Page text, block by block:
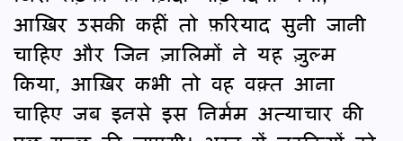
आख़िर उसकी कहीं तो फ़रियाद सुनी जानी
चाहिए और जिन ज़ालिमों ने यह ज़ुल्म
किया, आख़िर कभी तो वह वक़्त आना
चाहिए जब इनसे इस निर्मम अत्याचार की